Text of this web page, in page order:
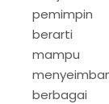
pemimpin
berarti
mampu
berbagai